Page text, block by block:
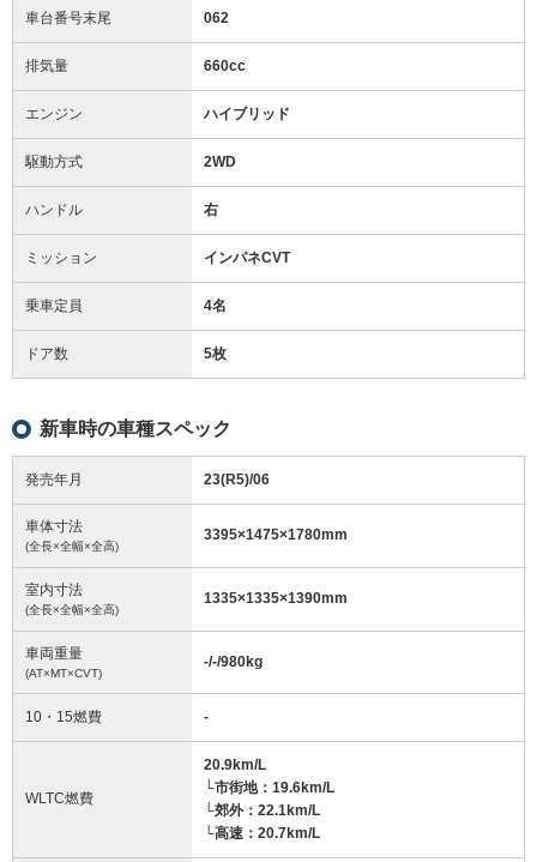
車台番号末尾 062
排気量 660cc
エンジン ハイブリッド
駆動方式 2WD
ハンドル 右
ミッション インパネCVT
乗車定員 4名
ドア数 5枚
新車時の車種スペック
発売年月 23(R5)/06
車体寸法
(全長×全幅×全高)
3395×1475×1780mm
室内寸法
(全長×全幅×全高)
1335×1335×1390mm
車両重量
(AT×MT×CVT)
-/-/980kg
10・15燃費 -
WLTC燃費
20.9km/L
└市街地：19.6km/L
└郊外：22.1km/L
└高速：20.7km/L